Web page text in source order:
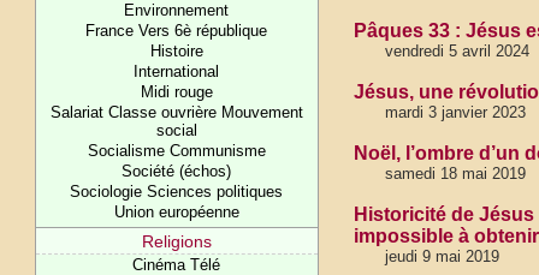
Environnement
France Vers 6è république
Histoire
International
Midi rouge
Salariat Classe ouvrière Mouvement
social
Socialisme Communisme
Société (échos)
Sociologie Sciences politiques
Union européenne
Religions
Cinéma Télé
Pâques 33 : Jésus
vendredi 5 avril 2024
Jésus, une
mardi 3 janvier 2023
Noël, l’ombre d’un
samedi 18 mai 2019
Historicité de
impossible à
jeudi 9 mai 2019